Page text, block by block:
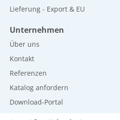
Lieferung - Export & EU
Unternehmen
Über uns
Kontakt
Referenzen
Katalog anfordern
Download-Portal